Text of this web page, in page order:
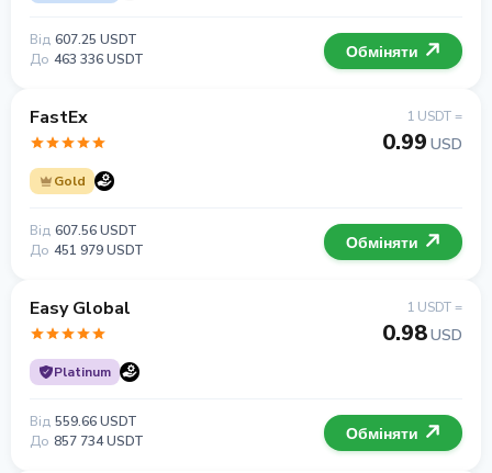
Від 607.25 USDT
До 463 336 USDT Обміняти
FastEx
Gold
1 USDT =
0.99 USD
Від 607.56 USDT
До 451 979 USDT Обміняти
Easy Global
Platinum
1 USDT =
0.98USD
Від 559.66 USDT
До 857 734 USDT Обміняти